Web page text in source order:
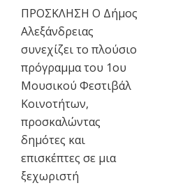
ΠΡΟΣΚΛΗΣΗ Ο Δήμος
Αλεξάνδρειας
συνεχίζει το πλούσιο
πρόγραμμα του 1ου
Μουσικού Φεστιβάλ
Κοινοτήτων,
προσκαλώντας
δημότες και
επισκέπτες σε μια
ξεχωριστή